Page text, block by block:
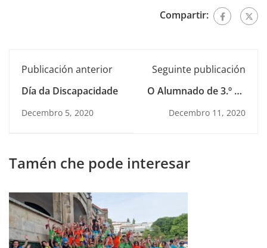
Compartir:
Publicación anterior
Día da Discapacidade
Decembro 5, 2020
Seguinte publicación
O Alumnado de 3.º de
clase maxistral de
Decembro 11, 2020
Tamén che pode interesar